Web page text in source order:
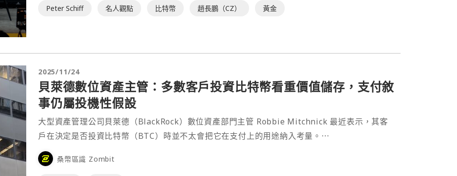
Peter Schiff 名人觀點 比特幣 趙長鵬（CZ） 黃金
2025/11/24
貝萊德數位資產主管：多數客戶投資比特幣看重價值儲存，支付敘
事仍屬投機性假設
大型資產管理公司貝萊德（BlackRock）數位資產部門主管 Robbie Mitchnick 最近表示，其客
戶在決定是否投資比特幣（BTC）時並不太會把它在支付上的用途納入考量。⋯
桑幣區識 Zombit